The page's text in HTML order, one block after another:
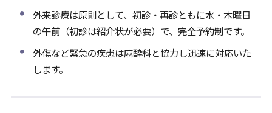
外来診療は原則として、初診・再診ともに水・木曜日
の午前（初診は紹介状が必要）で、完全予約制です。
外傷など緊急の疾患は麻酔科と協力し迅速に対応いた
します。